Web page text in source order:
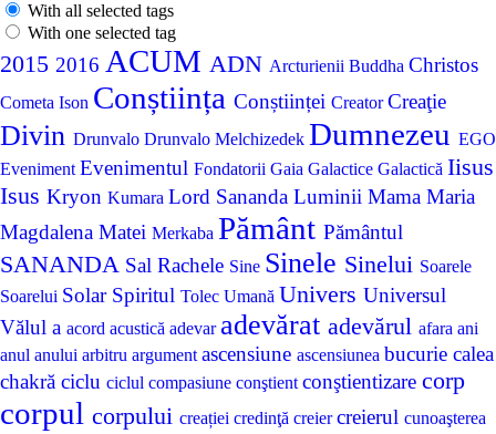
With all selected tags
With one selected tag
2015 2016 ACUM ADN Arcturienii Buddha Christos
Cometa Ison Conștiința Conștiinței CreatorCreaţie
Divin Drunvalo Drunvalo Melchizedek Dumnezeu EGO
Eveniment Evenimentul Fondatorii Gaia Galactice Galactică Iisus
Isus Kryon Kumara Lord Sananda Luminii Mama Maria
Magdalena Matei Merkaba Pământ Pământul
SANANDA Sal Rachele Sine Sinele Sinelui Soarele
Soarelui Solar Spiritul Tolec Umană Univers Universul
Vălul a acord acustică adevar adevărat adevărul afara ani
anul anului arbitru argument ascensiune ascensiunea bucurie calea
chakră ciclu ciclul compasiune conştient conştientizare corp
corpul corpului creației credinţă creiercreierul cunoaşterea